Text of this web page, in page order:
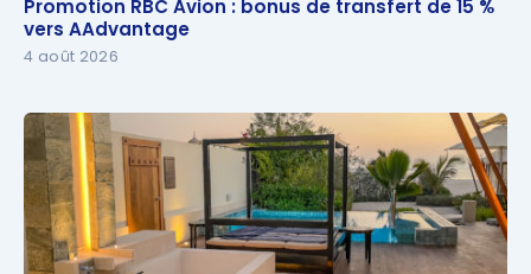
vers AAdvantage
Promotion RBC Avion : bonus de transfert de 15 %
vers AAdvantage
4 août 2026